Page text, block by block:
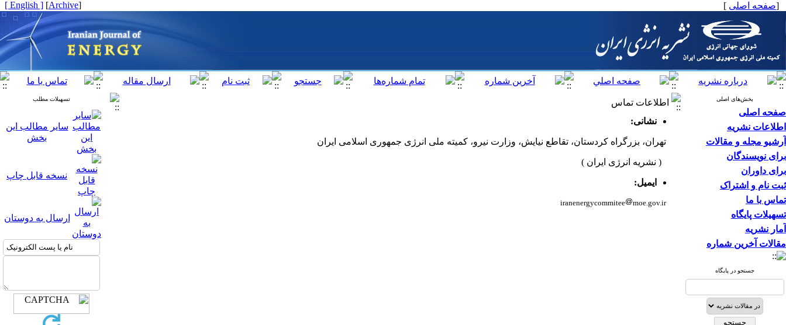
[صفحه اصلی ]
[
Archive
]
[ English ]
بخش‌های اصلی
صفحه اصلی
اطلاعات نشریه
آرشیو مجله و مقالات
برای نویسندگان
برای داوران
ثبت نام و اشتراک
تماس با ما
تسهیلات پایگاه
آمار نشریه
مقالات آخرین شماره
جستجو در پایگاه
اطلاعات تماس
نشانی:
تهران، بزرگراه کردستان، تقاطع نیایش، وزارت نیرو، کمیته ملی انرژی جمهوری اسلامی ایران
( نشریه انرژی ایران )
ایمیل:
iranenergycommitee moe.gov.ir
تسهیلات مطلب
سایر مطالب این
بخش
نسخه قابل چاپ
ارسال به دوستان